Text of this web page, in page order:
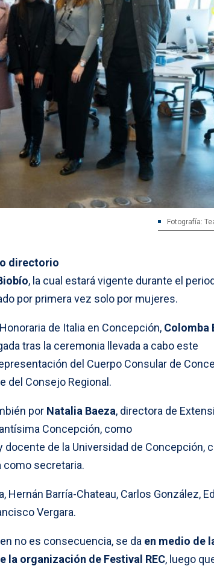
Fotografía:
directorio
, la cual estará vigente durante el
por primera vez solo por mujeres.
de Italia en Concepción, Colomba
tras la ceremonia llevada a cabo este
del Cuerpo Consular de
del Consejo Regional.
por Natalia Baeza, directora de
Concepción, como
docente de la Universidad de Concepción,
como secretaria.
Barría-Chateau, Carlos González,
Vergara.
no es consecuencia, se da en medio de
la organización de Festival REC, luego